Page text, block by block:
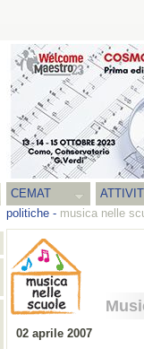
CEMAT
politiche - musica nelle
02 aprile 2007